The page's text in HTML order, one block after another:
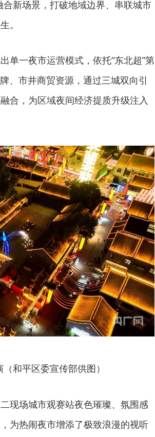
合新场景，打破地域边界、串联城市
。
单一夜市运营模式，依托“东北超”第
、市井商贸资源，通过三城双向引
合，为区域夜间经济提质升级注入
和平区委宣传部供图）
现场城市观赛站夜色璀璨、氛围感
为热闹夜市增添了极致浪漫的视听